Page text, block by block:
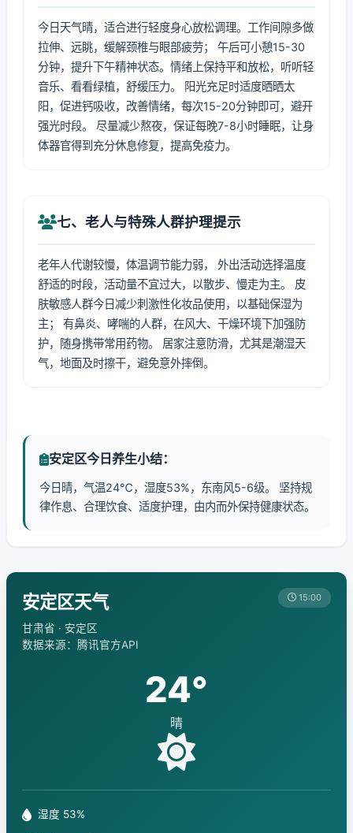
今日天气晴，适合进行轻度身心放松调理。工作间隙多做
拉伸、远眺，缓解颈椎与眼部疲劳； 午后可小憩15-30
分钟，提升下午精神状态。情绪上保持平和放松，听听轻
音乐、看看绿植，舒缓压力。 阳光充足时适度晒晒太
阳，促进钙吸收，改善情绪，每次15-20分钟即可，避开
强光时段。 尽量减少熬夜，保证每晚7-8小时睡眠，让身
体器官得到充分休息修复，提高免疫力。
七、老人与特殊人群护理提示
老年人代谢较慢，体温调节能力弱， 外出活动选择温度
舒适的时段，活动量不宜过大，以散步、慢走为主。 皮
肤敏感人群今日减少刺激性化妆品使用，以基础保湿为
主； 有鼻炎、哮喘的人群，在风大、干燥环境下加强防
护，随身携带常用药物。 居家注意防滑，尤其是潮湿天
气，地面及时擦干，避免意外摔倒。
安定区今日养生小结：
今日晴，气温24℃，湿度53%，东南风5-6级。 坚持规
律作息、合理饮食、适度护理，由内而外保持健康状态。
安定区天气
甘肃省 · 安定区
数据来源：腾讯官方API
15:00
24°
晴
湿度 53%